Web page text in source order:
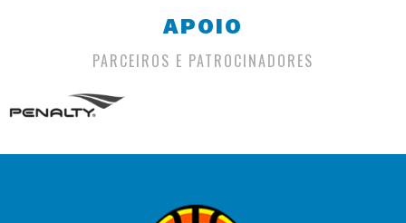
APOIO
PARCEIROS E PATROCINADORES